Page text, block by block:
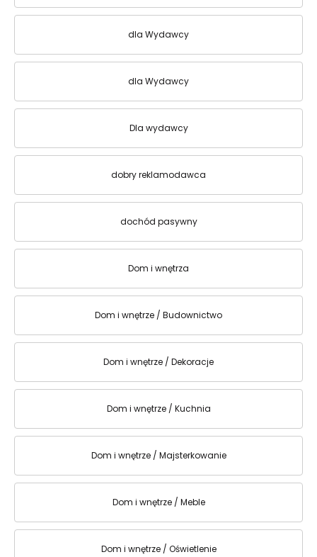
dla Wydawcy
dla Wydawcy
Dla wydawcy
dobry reklamodawca
dochód pasywny
Dom i wnętrza
Dom i wnętrze / Budownictwo
Dom i wnętrze / Dekoracje
Dom i wnętrze / Kuchnia
Dom i wnętrze / Majsterkowanie
Dom i wnętrze / Meble
Dom i wnętrze / Oświetlenie